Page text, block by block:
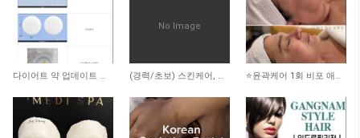
1,558 다이어트 약 업데이트 됐어요
No Image
1,898 (경력/초보) 스킨케어, 리메디얼 테라피스트 -스폰비자가능 2,412 ⭐️윤곽케어 1회 비포 애프터 사진 ⭐️